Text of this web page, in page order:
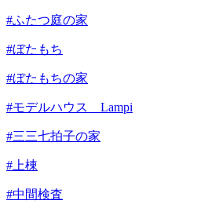
#ふたつ庭の家
#ぼたもち
#ぼたもちの家
#モデルハウス Lampi
#三三七拍子の家
#上棟
#中間検査